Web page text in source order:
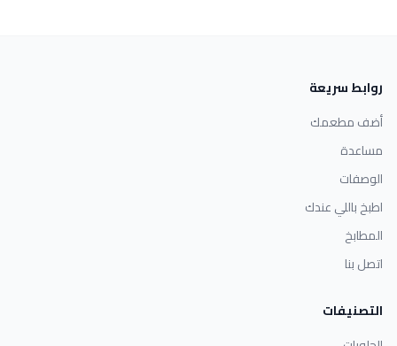
روابط سريعة
أضف مطعمك
مساعدة
الوصفات
اطبخ باللي عندك
المطابخ
اتصل بنا
التصنيفات